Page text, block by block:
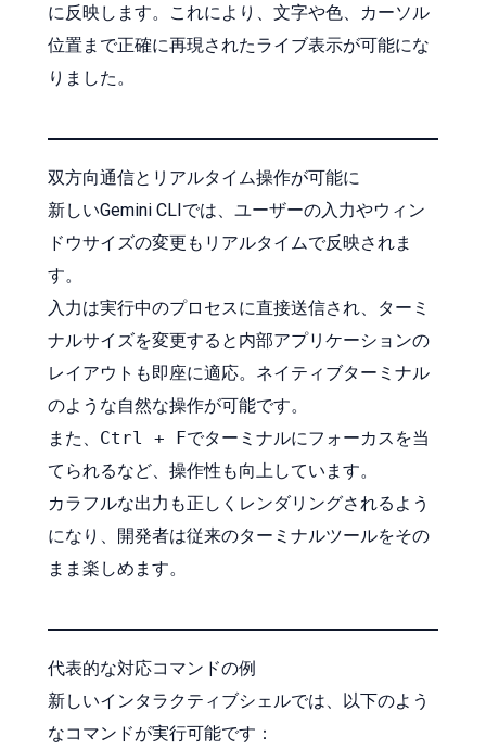
に反映します。これにより、文字や色、カーソル
位置まで正確に再現されたライブ表示が可能にな
りました。
双方向通信とリアルタイム操作が可能に
新しいGemini CLIでは、ユーザーの入力やウィン
ドウサイズの変更もリアルタイムで反映されま
す。
入力は実行中のプロセスに直接送信され、ターミ
ナルサイズを変更すると内部アプリケーションの
レイアウトも即座に適応。ネイティブターミナル
のような自然な操作が可能です。
また、 Ctrl + Fでターミナルにフォーカスを当
てられるなど、操作性も向上しています。
カラフルな出力も正しくレンダリングされるよう
になり、開発者は従来のターミナルツールをその
まま楽しめます。
代表的な対応コマンドの例
新しいインタラクティブシェルでは、以下のよう
なコマンドが実行可能です：